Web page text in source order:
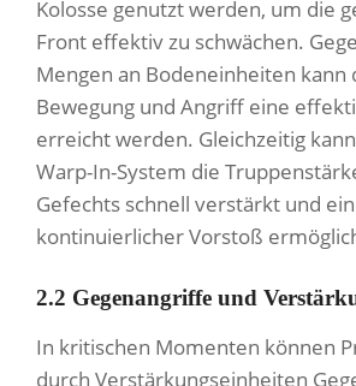
Kolosse genutzt werden, um die
Front effektiv zu schwächen.
Mengen an Bodeneinheiten kann
Bewegung und Angriff eine
erreicht werden. Gleichzeitig
Warp-In-System die
Gefechts schnell verstärkt und ein
kontinuierlicher Vorstoß
2.2 Gegenangriffe und
In kritischen Momenten können
durch Verstärkungseinheiten